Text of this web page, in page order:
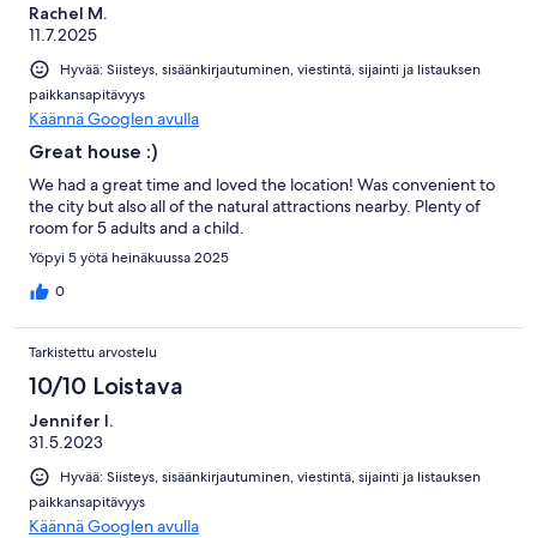
Rachel M.
11.7.2025
Hyvää: Siisteys, sisäänkirjautuminen, viestintä, sijainti ja listauksen
paikkansapitävyys
Käännä Googlen avulla
Great house :)
We had a great time and loved the location! Was convenient to
the city but also all of the natural attractions nearby. Plenty of
room for 5 adults and a child.
Yöpyi 5 yötä heinäkuussa 2025
0
Tarkistettu arvostelu
10/10 Loistava
Jennifer l.
31.5.2023
Hyvää: Siisteys, sisäänkirjautuminen, viestintä, sijainti ja listauksen
paikkansapitävyys
Käännä Googlen avulla